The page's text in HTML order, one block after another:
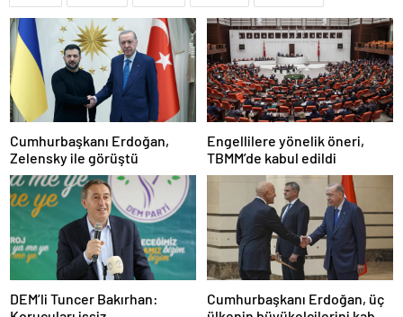
Cumhurbaşkanı Erdoğan,
Zelensky ile görüştü
Engellilere yönelik öneri,
TBMM’de kabul edildi
DEM’li Tuncer Bakırhan:
Cumhurbaşkanı Erdoğan, üç